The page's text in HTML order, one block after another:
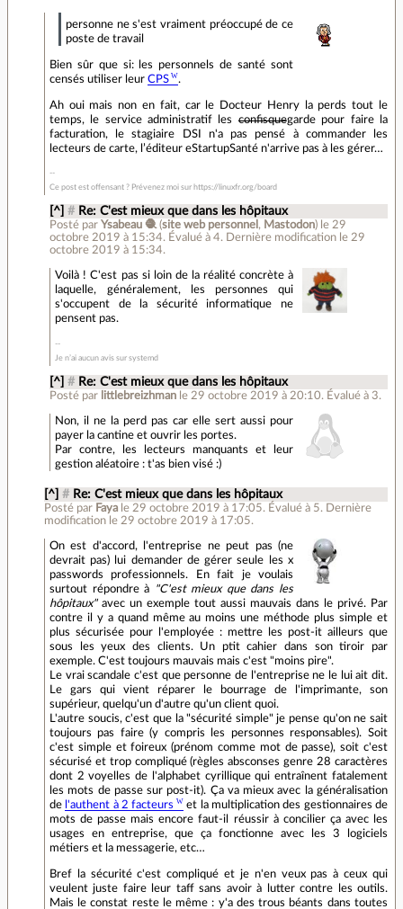
personne ne s'est vraiment préoccupé de ce
poste de travail
Bien sûr que si: les personnels de santé sont
censés utiliser leur CPS .
Ah oui mais non en fait, car le Docteur Henry la perds tout le
temps, le service administratif lesconfisquegarde pour faire la
facturation, le stagiaire DSI n'a pas pensé à commander les
lecteurs de carte, l’éditeur eStartupSanté n'arrive pas à les gérer…
Ce post est offensant ? Prévenez moi sur https://linuxfr.org/board
[^] # Re: C'est mieux que dans les hôpitaux
Posté par Ysabeau 🧶(site web personnel , Mastodon) le 29
octobre 2019 à 15:34. Évalué à4. Dernière modification le 29
octobre 2019 à 15:34.
Voilà ! C'est pas si loin de la réalité concrète à
laquelle, généralement, les personnes qui
s'occupent de la sécurité informatique ne
pensent pas.
Je n’ai aucun avis sur systemd
[^] # Re: C'est mieux que dans les hôpitaux
Posté par littlebreizhman le 29 octobre 2019 à 20:10. Évalué à 3.
Non, il ne la perd pas car elle sert aussi pour
payer la cantine et ouvrir les portes.
Par contre, les lecteurs manquants et leur
gestion aléatoire : t'as bien visé :)
[^] # Re: C'est mieux que dans les hôpitaux
Posté par Faya le 29 octobre 2019 à 17:05. Évalué à 5. Dernière
modification le 29 octobre 2019 à 17:05.
On est d'accord, l'entreprise ne peut pas (ne
devrait pas) lui demander de gérer seule les x
passwords professionnels. En fait je voulais
surtout répondre à
"C'est mieux que dans les
hôpitaux"avec un exemple tout aussi mauvais dans le privé. Par
contre il y a quand même au moins une méthode plus simple et
plus sécurisée pour l'employée : mettre les post-it ailleurs que
sous les yeux des clients. Un ptit cahier dans son tiroir par
exemple. C'est toujours mauvais mais c'est "moins pire".
Le vrai scandale c'est que personne de l'entreprise ne le lui ait dit.
Le gars qui vient réparer le bourrage de l'imprimante, son
supérieur, quelqu'un d'autre qu'un client quoi.
L'autre soucis, c'est que la "sécurité simple" je pense qu'on ne sait
toujours pas faire (y compris les personnes responsables). Soit
c'est simple et foireux (prénom comme mot de passe), soit c'est
sécurisé et trop compliqué (règles absconses genre 28 caractères
dont 2 voyelles de l'alphabet cyrillique qui entraînent fatalement
les mots de passe sur post-it). Ça va mieux avec la généralisation
de l'authent à 2 facteurs
et la multiplication des gestionnaires de
mots de passe mais encore faut-il réussir à concilier ça avec les
usages en entreprise, que ça fonctionne avec les 3 logiciels
métiers et la messagerie, etc…
Bref la sécurité c'est compliqué et je n'en veux pas à ceux qui
veulent juste faire leur taff sans avoir à lutter contre les outils.
Mais le constat reste le même : y'a des trous béants dans toutes